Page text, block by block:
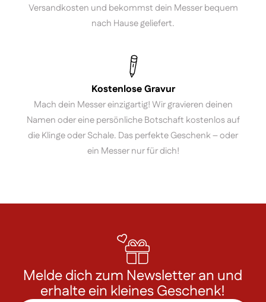
Versandkosten und bekommst dein Messer bequem
nach Hause geliefert.
Kostenlose Gravur
Mach dein Messer einzigartig! Wir gravieren deinen
Namen oder eine persönliche Botschaft kostenlos auf
die Klinge oder Schale. Das perfekte Geschenk – oder
ein Messer nur für dich!
Melde dich zum Newsletter an und
erhalte ein kleines Geschenk!